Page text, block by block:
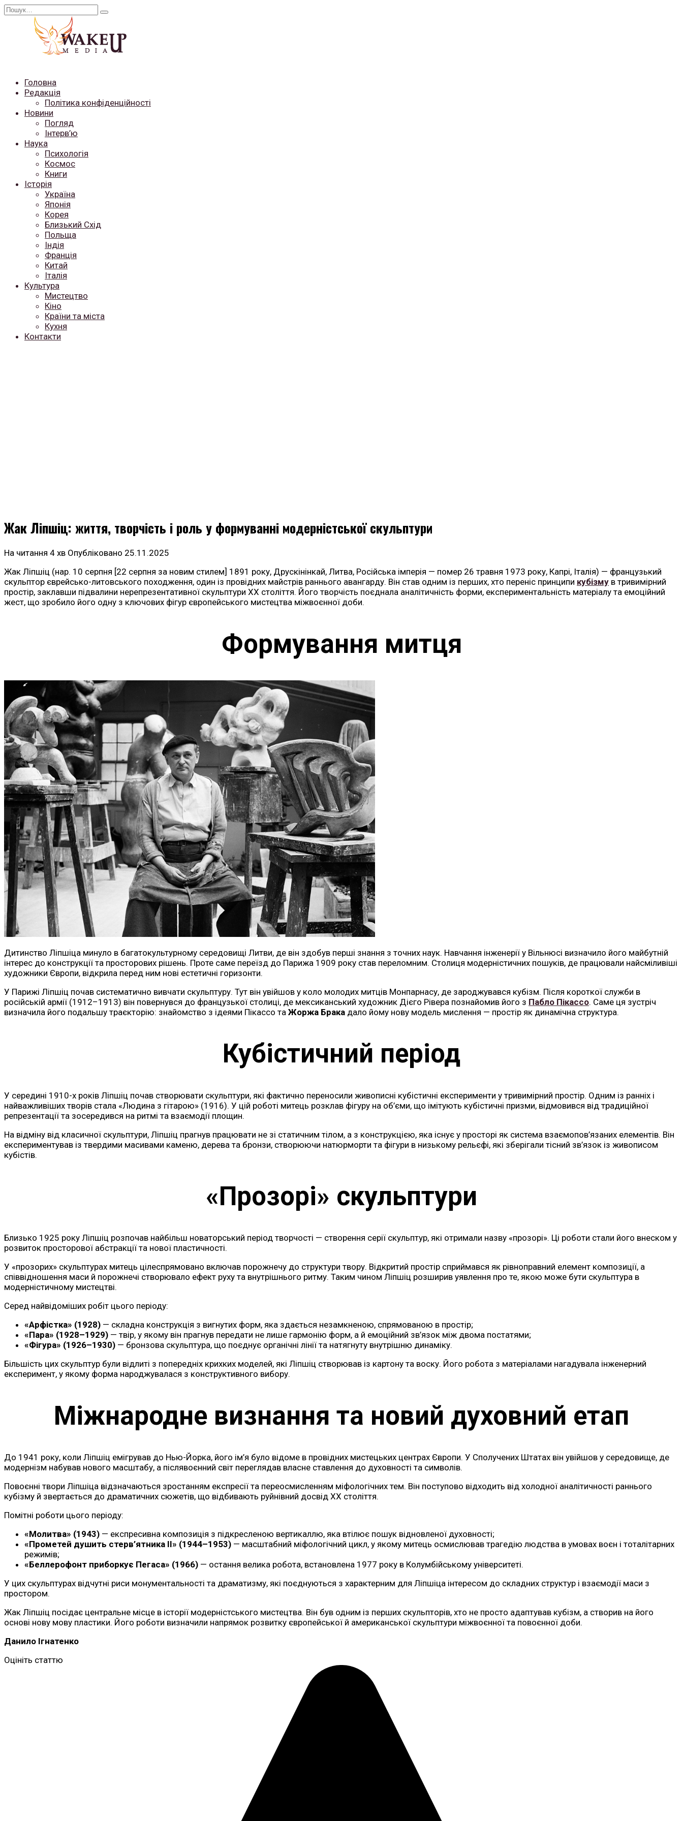
Перейти
Search
Головна
Редакція
Політика конфіденційності
Новини
Погляд
Інтерв’ю
Наука
Психологія
Космос
Книги
Історія
Україна
Японія
Корея
Близький Схід
Польща
Індія
Франція
Китай
Італія
Культура
Мистецтво
Кіно
Країни та міста
Кухня
Контакти
Жак Ліпшіц: життя, творчість і роль у формуванні модерністської скульптури
На читання 4 хв Опубліковано 25.11.2025
Жак Ліпшіц (нар. 10 серпня [22 серпня за новим стилем] 1891 року, Друскінінкай, Литва, Російська імперія — помер 26 травня 1973 року, Капрі, Італія) — французький
скульптор єврейсько-литовського походження, один із провідних майстрів раннього авангарду. Він став одним із перших, хто переніс принципи кубізму в тривимірний
простір, заклавши підвалини нерепрезентативної скульптури ХХ століття. Його творчість поєднала аналітичність форми, експериментальність матеріалу та емоційний
жест, що зробило його одну з ключових фігур європейського мистецтва міжвоєнної доби.
Формування митця
Дитинство Ліпшіца минуло в багатокультурному середовищі Литви, де він здобув перші знання з точних наук. Навчання інженерії у Вільнюсі визначило його майбутній
інтерес до конструкції та просторових рішень. Проте саме переїзд до Парижа 1909 року став переломним. Столиця модерністичних пошуків, де працювали найсміливіші
художники Європи, відкрила перед ним нові естетичні горизонти.
У Парижі Ліпшіц почав систематично вивчати скульптуру. Тут він увійшов у коло молодих митців Монпарнасу, де зароджувався кубізм. Після короткої служби в
російській армії (1912–1913) він повернувся до французької столиці, де мексиканський художник Дієго Рівера познайомив його з Пабло Пікассо. Саме ця зустріч
визначила його подальшу траєкторію: знайомство з ідеями Пікассо та Жоржа Брака дало йому нову модель мислення — простір як динамічна структура.
Кубістичний період
У середині 1910-х років Ліпшіц почав створювати скульптури, які фактично переносили живописні кубістичні експерименти у тривимірний простір. Одним із ранніх і
найважливіших творів стала «Людина з гітарою» (1916). У цій роботі митець розклав фігуру на об’єми, що імітують кубістичні призми, відмовився від традиційної
репрезентації та зосередився на ритмі та взаємодії площин.
На відміну від класичної скульптури, Ліпшіц прагнув працювати не зі статичним тілом, а з конструкцією, яка існує у просторі як система взаємопов’язаних елементів. Він
експериментував із твердими масивами каменю, дерева та бронзи, створюючи натюрморти та фігури в низькому рельєфі, які зберігали тісний зв’язок із живописом
кубістів.
«Прозорі» скульптури
Близько 1925 року Ліпшіц розпочав найбільш новаторський період творчості — створення серії скульптур, які отримали назву «прозорі». Ці роботи стали його внеском у
розвиток просторової абстракції та нової пластичності.
У «прозорих» скульптурах митець цілеспрямовано включав порожнечу до структури твору. Відкритий простір сприймався як рівноправний елемент композиції, а
співвідношення маси й порожнечі створювало ефект руху та внутрішнього ритму. Таким чином Ліпшіц розширив уявлення про те, якою може бути скульптура в
модерністичному мистецтві.
Серед найвідоміших робіт цього періоду:
«Арфістка» (1928) — складна конструкція з вигнутих форм, яка здається незамкненою, спрямованою в простір;
«Пара» (1928–1929) — твір, у якому він прагнув передати не лише гармонію форм, а й емоційний зв’язок між двома постатями;
«Фігура» (1926–1930) — бронзова скульптура, що поєднує органічні лінії та натягнуту внутрішню динаміку.
Більшість цих скульптур були відлиті з попередніх крихких моделей, які Ліпшіц створював із картону та воску. Його робота з матеріалами нагадувала інженерний
експеримент, у якому форма народжувалася з конструктивного вибору.
Міжнародне визнання та новий духовний етап
До 1941 року, коли Ліпшіц емігрував до Нью-Йорка, його ім’я було відоме в провідних мистецьких центрах Європи. У Сполучених Штатах він увійшов у середовище, де
модернізм набував нового масштабу, а післявоєнний світ переглядав власне ставлення до духовності та символів.
Повоєнні твори Ліпшіца відзначаються зростанням експресії та переосмисленням міфологічних тем. Він поступово відходить від холодної аналітичності раннього
кубізму й звертається до драматичних сюжетів, що відбивають руйнівний досвід ХХ століття.
Помітні роботи цього періоду:
«Молитва» (1943) — експресивна композиція з підкресленою вертикаллю, яка втілює пошук відновленої духовності;
«Прометей душить стерв’ятника II» (1944–1953) — масштабний міфологічний цикл, у якому митець осмислював трагедію людства в умовах воєн і тоталітарних
режимів;
«Беллерофонт приборкує Пегаса» (1966) — остання велика робота, встановлена 1977 року в Колумбійському університеті.
У цих скульптурах відчутні риси монументальності та драматизму, які поєднуються з характерним для Ліпшіца інтересом до складних структур і взаємодії маси з
простором.
Жак Ліпшіц посідає центральне місце в історії модерністського мистецтва. Він був одним із перших скульпторів, хто не просто адаптував кубізм, а створив на його
основі нову мову пластики. Його роботи визначили напрямок розвитку європейської й американської скульптури міжвоєнної та повоєнної доби.
Данило Ігнатенко
Оцініть статтю